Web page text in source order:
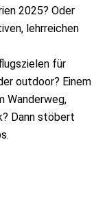
2025? Oder
lehrreichen
für
outdoor? Einem
Wanderweg,
Dann stöbert